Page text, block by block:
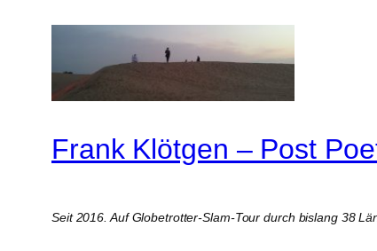
springen
Frank Klötgen – Post
Seit 2016. Auf Globetrotter-Slam-Tour durch bislang 38